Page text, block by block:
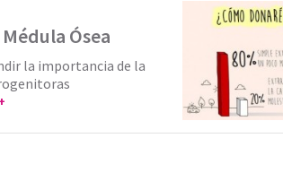
Ósea
la importancia de la